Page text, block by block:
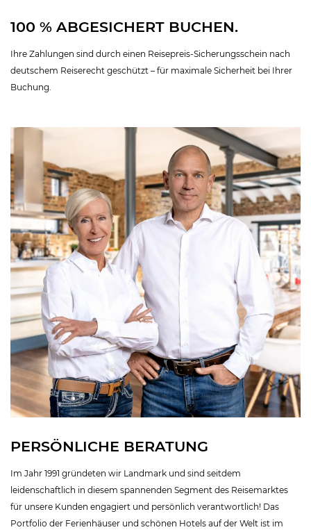
100 % ABGESICHERT BUCHEN.
Ihre Zahlungen sind durch einen Reisepreis-Sicherungsschein nach
deutschem Reiserecht geschützt – für maximale Sicherheit bei Ihrer
Buchung.
PERSÖNLICHE BERATUNG
Im Jahr 1991 gründeten wir Landmark und sind seitdem
leidenschaftlich in diesem spannenden Segment des Reisemarktes
für unsere Kunden engagiert und persönlich verantwortlich! Das
Portfolio der Ferienhäuser und schönen Hotels auf der Welt ist im